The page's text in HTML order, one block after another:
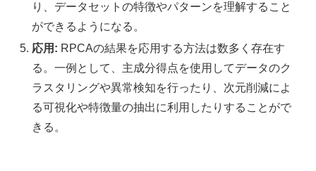
り、データセットの特徴やパターンを理解すること
ができるようになる。
応用: RPCAの結果を応用する方法は数多く存在す
る。一例として、主成分得点を使用してデータのク
ラスタリングや異常検知を行ったり、次元削減によ
る可視化や特徴量の抽出に利用したりすることがで
きる。